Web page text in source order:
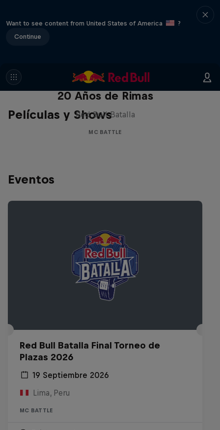
Want to see content from United States of America
?
Continue
Películas y Shows
Red Bull Batalla Nueva Historia:
20 Años de Rimas
Red Bull Batalla
MC BATTLE
Eventos
Red Bull Batalla Final Torneo de
Plazas 2026
19 Septiembre 2026
Lima, Peru
MC BATTLE